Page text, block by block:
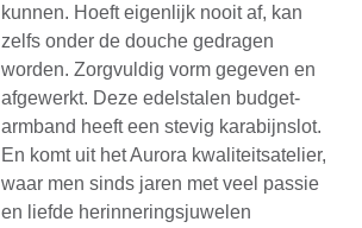
kunnen. Hoeft eigenlijk nooit af, kan
zelfs onder de douche gedragen
worden. Zorgvuldig vorm gegeven en
afgewerkt. Deze edelstalen budget-
armband heeft een stevig karabijnslot.
En komt uit het Aurora kwaliteitsatelier,
waar men sinds jaren met veel passie
en liefde herinneringsjuwelen